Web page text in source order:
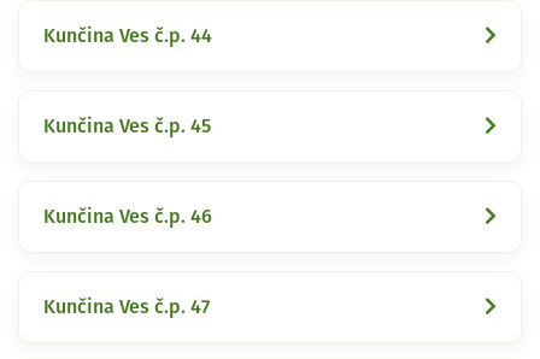
Kunčina Ves č.p. 44
Kunčina Ves č.p. 45
Kunčina Ves č.p. 46
Kunčina Ves č.p. 47